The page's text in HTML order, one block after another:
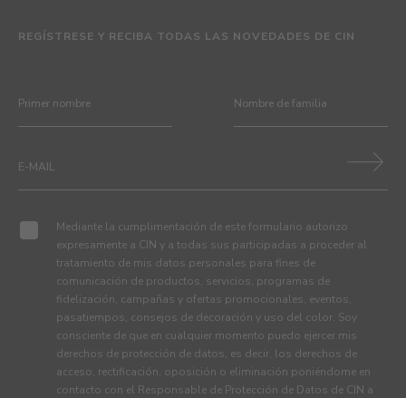
REGÍSTRESE Y RECIBA TODAS LAS NOVEDADES DE CIN
Mediante la cumplimentación de este formulario autorizo
expresamente a CIN y a todas sus participadas a proceder al
tratamiento de mis datos personales para fines de
comunicación de productos, servicios, programas de
fidelización, campañas y ofertas promocionales, eventos,
pasatiempos, consejos de decoración y uso del color. Soy
consciente de que en cualquier momento puedo ejercer mis
derechos de protección de datos, es decir, los derechos de
acceso, rectificación, oposición o eliminación poniéndome en
contacto con el Responsable de Protección de Datos de CIN a